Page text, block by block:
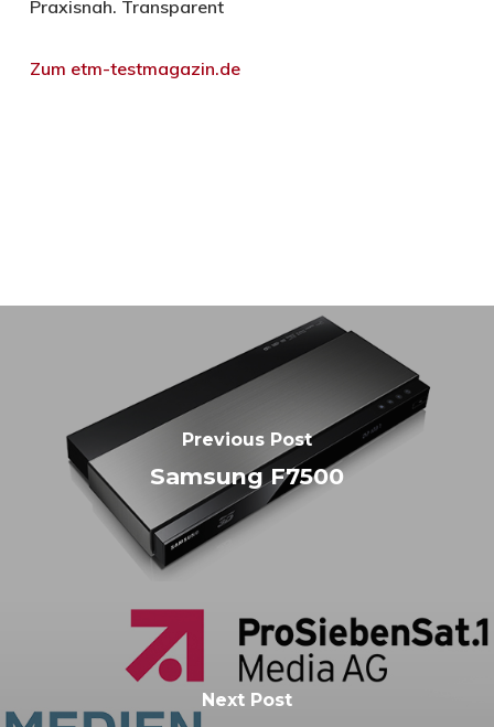
Praxisnah. Transparent
Zum etm-testmagazin.de
Previous Post
Samsung F7500
Next Post